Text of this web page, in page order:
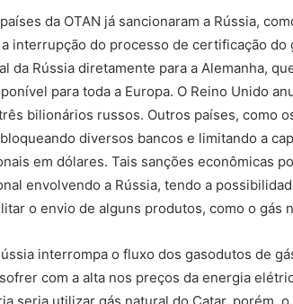
da OTAN já sancionaram a Rússia,
interrupção do processo de certificação do
da Rússia diretamente para a Alemanha,
para toda a Europa. O Reino Unido
bilionários russos. Outros países, como
diversos bancos e limitando a
em dólares. Tais sanções econômicas
envolvendo a Rússia, tendo a
o envio de alguns produtos, como o gás
interrompa o fluxo dos gasodutos de
com a alta nos preços da energia
seria utilizar gás natural do Catar, porém,